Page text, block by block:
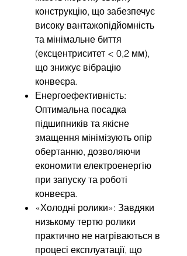
конструкцію, що забезпечує
високу вантажопідйомність
та мінімальне биття
(ексцентриситет < 0,2 мм),
що знижує вібрацію
конвеєра.
Енергоефективність:
Оптимальна посадка
підшипників та якісне
змащення мінімізують опір
обертанню, дозволяючи
економити електроенергію
при запуску та роботі
конвеєра.
«Холодні ролики»: Завдяки
низькому тертю ролики
практично не нагріваються в
процесі експлуатації, що